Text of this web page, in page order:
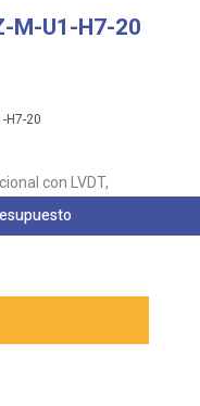
M-U1-H7-20
H7-20
con LVDT,